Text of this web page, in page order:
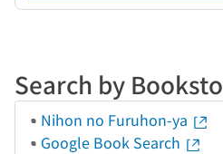
Search by
Nihon no Furuhon-ya
Google Book Search